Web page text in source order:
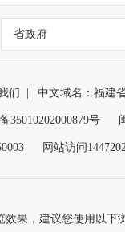
省政府
们 | 中文域名：福建
35010202000879号
网站访问
效果，建议您使用以下